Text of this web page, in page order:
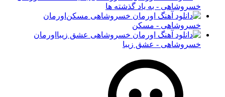
خسروشاهی - به یاد گذشته ها
اورمان
خسروشاهی - مسکن
اورمان
خسروشاهی - عشق زیبا